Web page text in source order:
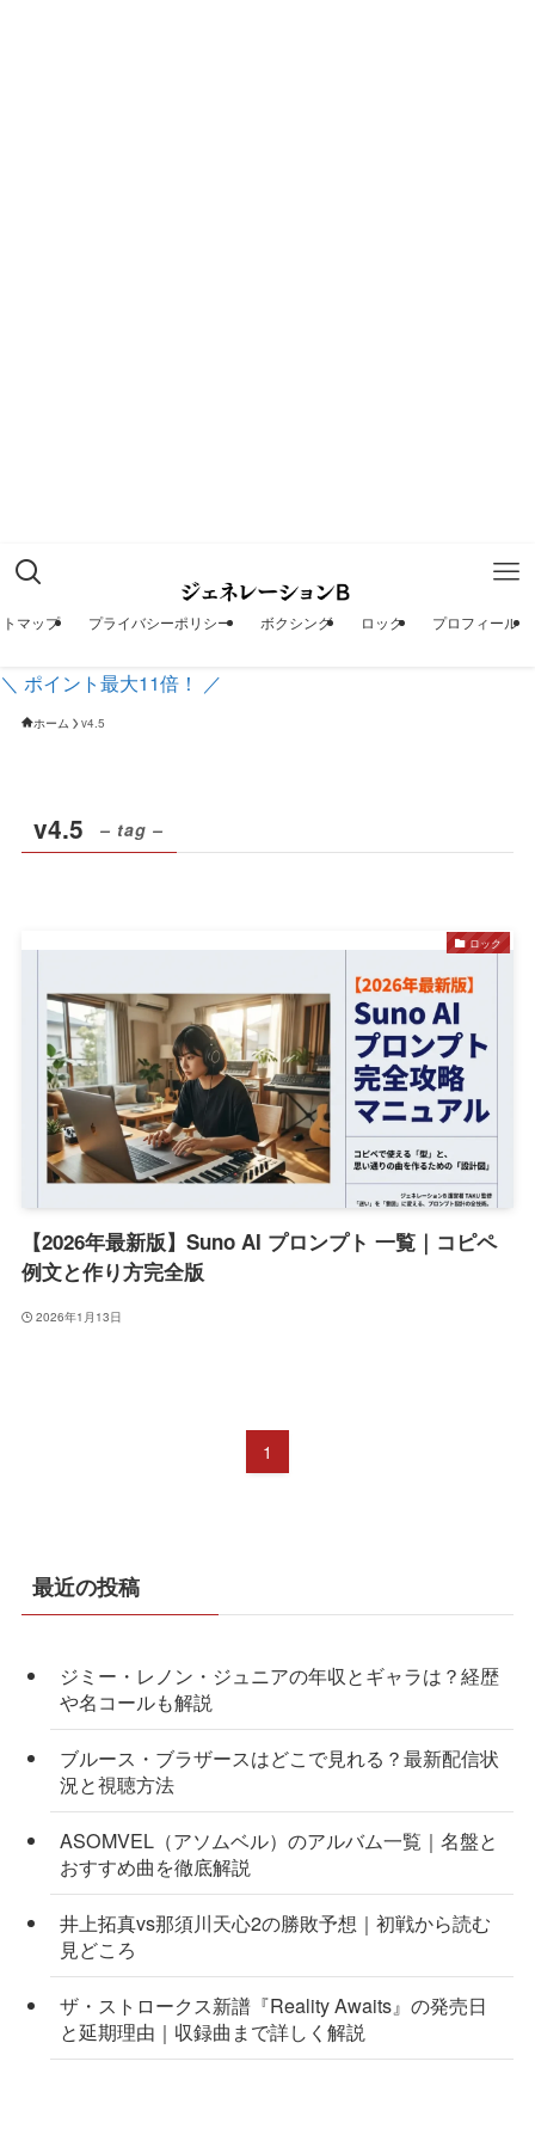
マップ プライバシーポリシー ボクシング ロック プロフィール
＼ ポイント最大11倍！ ／
ホーム v4.5
v4.5 – tag –
ロック
【2026年最新版】Suno AI プロンプト 一覧｜コピペ
例文と作り方完全版
2026年1月13日
1
最近の投稿
ジミー・レノン・ジュニアの年収とギャラは？経歴
や名コールも解説
ブルース・ブラザースはどこで見れる？最新配信状
況と視聴方法
ASOMVEL（アソムベル）のアルバム一覧｜名盤と
おすすめ曲を徹底解説
井上拓真vs那須川天心2の勝敗予想｜初戦から読む
見どころ
ザ・ストロークス新譜『Reality Awaits』の発売日
と延期理由｜収録曲まで詳しく解説